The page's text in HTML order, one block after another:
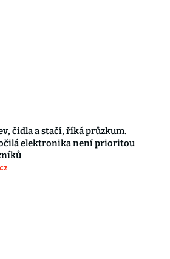
čidla a stačí, říká průzkum.
elektronika není prioritou